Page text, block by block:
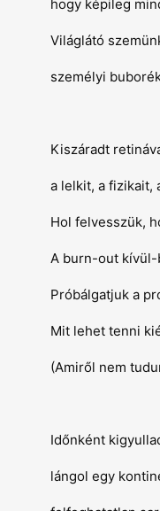
hogy képileg
Világlátó
személyi
Kiszáradt
a lelkit, a fizikait,
Hol felvesszük,
A burn-out
Próbálgatjuk a
Mit lehet tenni
(Amiről nem
Időnként
lángol egy